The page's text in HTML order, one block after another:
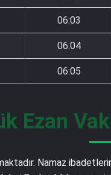
06:03
06:04
06:05
Ezan
Namaz